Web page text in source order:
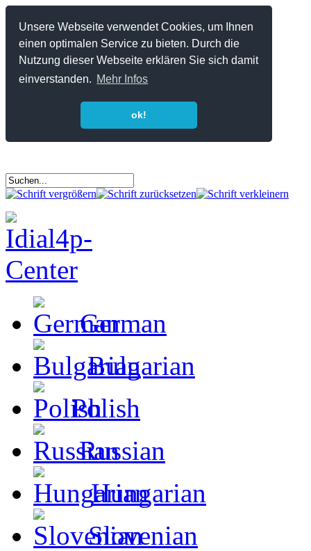
Unsere Webseite verwendet Cookies, um Ihnen
einen optimalen Service zu bieten. Durch die
Nutzung dieser Webseite erklären Sie sich damit
einverstanden. Mehr Infos
ok!
German
Bulgarian
Polish
Russian
Hungarian
Slovenian